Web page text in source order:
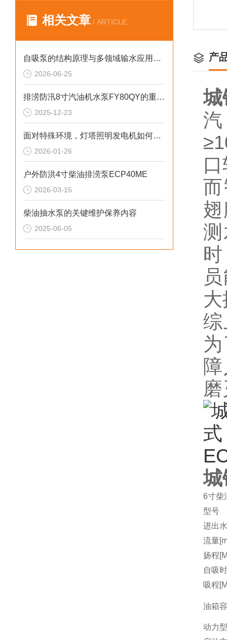
相关文章 / ARTICLE
自吸泵的结构原理与多领域输水应用探析
2026-06-25
排涝防汛8寸汽油机水泵FY80QY的重要性
2025-12-23
面对特殊环境，灯塔照明发电机如何确保稳定运行
2026-01-26
户外防洪4寸柴油排涝泵ECP40ME
2026-03-15
柴油抽水泵的关键维护保养内容
2025-06-05
产
城
城
6寸柴
型号
进出
流量
扬程
自吸
吸程
油箱
动力